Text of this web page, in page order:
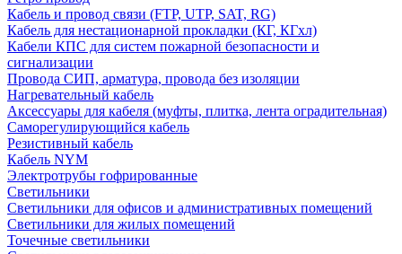
Кабель и провод связи (FTP, UTP, SAT, RG)
Кабель для нестационарной прокладки (КГ, КГхл)
Кабели КПС для систем пожарной безопасности и
сигнализации
Провода СИП, арматура, провода без изоляции
Нагревательный кабель
Аксессуары для кабеля (муфты, плитка, лента оградительная)
Саморегулирующийся кабель
Резистивный кабель
Кабель NYM
Электротрубы гофрированные
Светильники
Светильники для офисов и административных помещений
Светильники для жилых помещений
Точечные светильники